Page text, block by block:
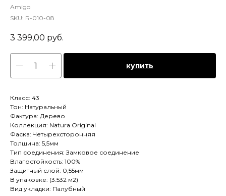
Amigo
SKU: R-010-08
3 399,00 руб.
купить
Класс: 43
Тон: Натуральный
Фактура: Дерево
Коллекция: Natura Original
Фаска: Четырехсторонняя
Толщина: 5,5мм
Тип соединения: Замковое соединение
Влагостойкость: 100%
Защитный слой: 0,55мм
В упаковке: (3.532 м2)
Вид укладки: Палубный